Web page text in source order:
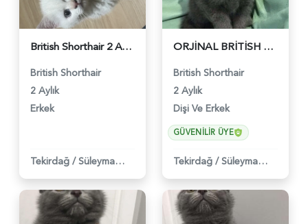
British Shorthair 2 AYlık Yavrularımız - 981
British Shorthair
2 Aylık
Erkek
Tekirdağ / Süleymanpaşa
ORJİNAL BRİTİSH SHORTHAİR YAVRULARIMIZ - 453
British Shorthair
2 Aylık
Dişi Ve Erkek
GÜVENILIR ÜYE
Tekirdağ / Süleymanpaşa